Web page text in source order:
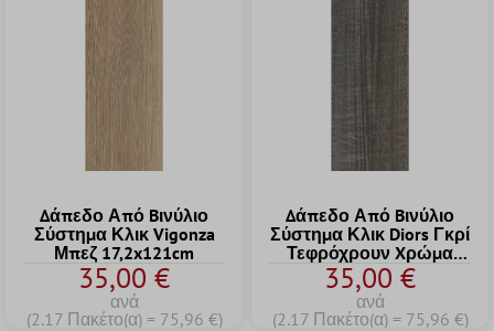
Δάπεδο Από Bινύλιο
Σύστημα Κλικ Vigonza
Μπεζ 17,2x121cm
35,00 €
ανά
(2.17 Πακέτο(α) = 75,96 €)
Δάπεδο Από Bινύλιο
Σύστημα Κλικ Diors Γκρί
Τεφρόχρουν Xρώμα
17,2x121cm
35,00 €
ανά
(2.17 Πακέτο(α) = 75,96 €)